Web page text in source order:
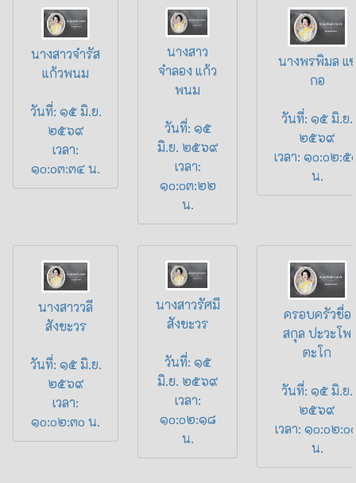
นางสาวจำรัส
แก้วพนม
วันที่: ๑๕ มิ.ย.
๒๕๖๙
เวลา:
๑o:o๓:๓๔ น.
นางสาว
จำลอง แก้ว
พนม
วันที่: ๑๕
มิ.ย. ๒๕๖๙
เวลา:
๑o:o๓:๒๒
น.
นางพรพิมล แซ่
กอ
วันที่: ๑๕ มิ.ย.
๒๕๖๙
เวลา: ๑o:o๒:๕
น.
นางสาววลี
สังขะวร
วันที่: ๑๕ มิ.ย.
๒๕๖๙
เวลา:
๑o:o๒:๓o น.
นางสาวรัศมี
สังขะวร
วันที่: ๑๕
มิ.ย. ๒๕๖๙
เวลา:
๑o:o๒:๑๘
น.
ครอบครัวชื่อ
สกุล ปะวะโพ
ตะโก
วันที่: ๑๕ มิ.ย.
๒๕๖๙
เวลา: ๑o:o๒:o
น.